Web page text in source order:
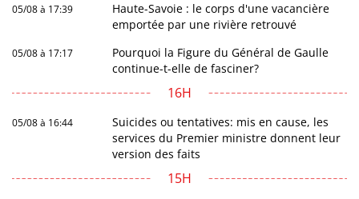
05/08 à 17:39
Haute-Savoie : le corps d'une vacancière
emportée par une rivière retrouvé
05/08 à 17:17
Pourquoi la Figure du Général de Gaulle
continue-t-elle de fasciner?
16H
05/08 à 16:44
Suicides ou tentatives: mis en cause, les
services du Premier ministre donnent leur
version des faits
15H